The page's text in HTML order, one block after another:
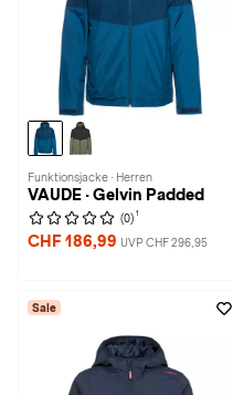
Funktionsjacke · Herren
VAUDE · Gelvin Padded
(0) 1
CHF 186,99 UVP CHF 296,95
Sale